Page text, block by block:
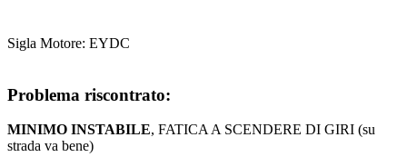
Sigla Motore: EYDC
Problema riscontrato:
MINIMO INSTABILE, FATICA A SCENDERE DI GIRI (su
strada va bene)